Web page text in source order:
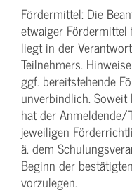
Fördermittel: Die
etwaiger
liegt in der
Teilnehmers.
ggf. bereitstehende
unverbindlich.
hat der Anmeldende/­
jeweiligen
ä. dem
Beginn der
vorzulegen.